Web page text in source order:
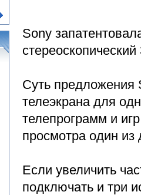
Sony
Суть предложения
телеэкрана для
телепрограмм и
просмотра один из
Если увеличить
подключать и три